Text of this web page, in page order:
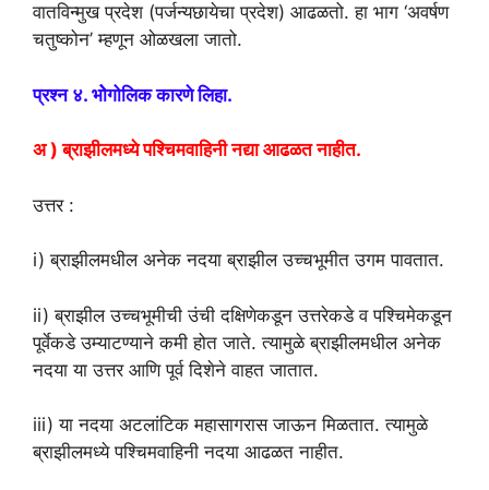
वातविन्मुख प्रदेश (पर्जन्यछायेचा प्रदेश) आढळतो. हा भाग ‘अवर्षण
चतुष्कोन’ म्हणून ओळखला जातो.
प्रश्न ४. भोेगोलिक कारणे लिहा.
अ ) ब्राझीलमध्ये पश्चिमवाहिनी नद्या आढळत नाहीत.
उत्तर :
i) ब्राझीलमधील अनेक नदया ब्राझील उच्चभूमीत उगम पावतात.
ii) ब्राझील उच्चभूमीची उंची दक्षिणेकडून उत्तरेकडे व पश्चिमेकडून
पूर्वेकडे उम्याटण्याने कमी होत जाते. त्यामुळे ब्राझीलमधील अनेक
नदया या उत्तर आणि पूर्व दिशेने वाहत जातात.
iii) या नदया अटलांटिक महासागरास जाऊन मिळतात. त्यामुळे
ब्राझीलमध्ये पश्चिमवाहिनी नदया आढळत नाहीत.